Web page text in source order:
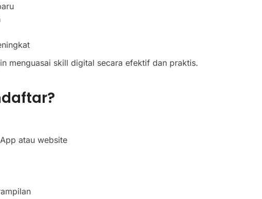
menguasai skill digital secara efektif dan praktis.
atau website